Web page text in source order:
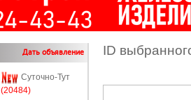
Дать объявление
Суточно-Тут
(20484)
ID